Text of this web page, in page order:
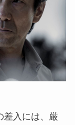
差入には、厳